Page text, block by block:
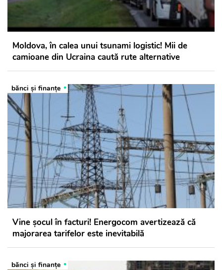
Moldova, în calea unui tsunami logistic! Mii de
camioane din Ucraina caută rute alternative
bănci şi finanţe
Vine șocul în facturi! Energocom avertizează că
majorarea tarifelor este inevitabilă
bănci şi finanţe